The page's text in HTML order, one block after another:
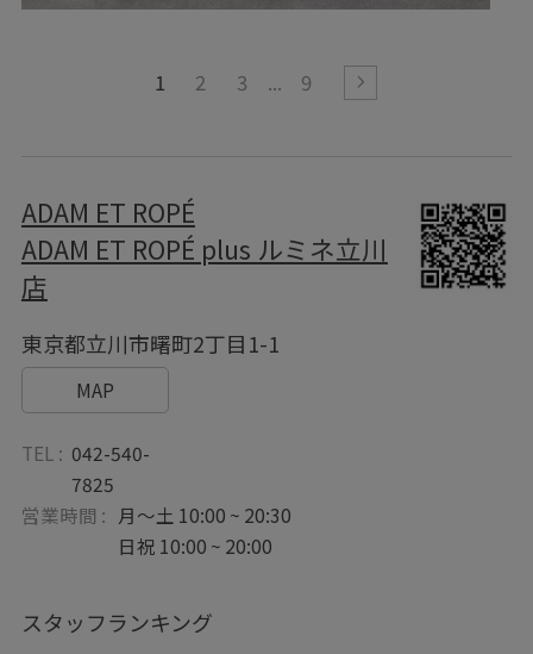
1 2 3 9
ADAM ET ROPÉ
ADAM ET ROPÉ plus ルミネ立川
店
東京都立川市曙町2丁目1-1
MAP
TEL : 042-540-
7825
営業時間 : 月～土 10:00 ~ 20:30
日祝 10:00 ~ 20:00
スタッフランキング